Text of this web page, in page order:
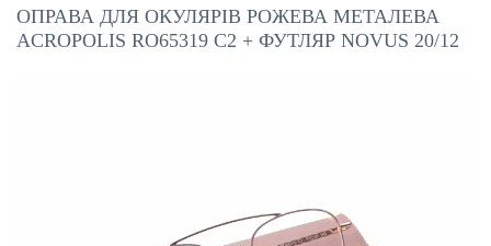
ОПРАВА ДЛЯ ОКУЛЯРІВ РОЖЕВА МЕТАЛЕВА
ACROPOLIS RO65319 C2 + ФУТЛЯР NOVUS 20/12